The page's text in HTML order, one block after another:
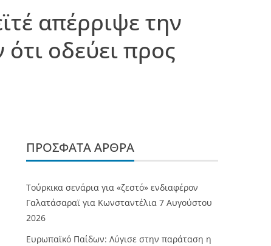
απέρριψε την
οδεύει προς
ΠΡΌΣΦΑΤΑ ΆΡΘΡΑ
Τούρκικα σενάρια για «ζεστό» ενδιαφέρον
Γαλατάσαραϊ για Κωνσταντέλια 7 Αυγούστου
2026
Ευρωπαϊκό Παίδων: Λύγισε στην παράταση η